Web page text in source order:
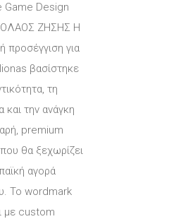
Game Design
ΖΗΣΗΣ Η
προσέγγιση για
βασίστηκε
τη
και την ανάγκη
premium
θα ξεχωρίζει
αγορά
Το wordmark
με custom